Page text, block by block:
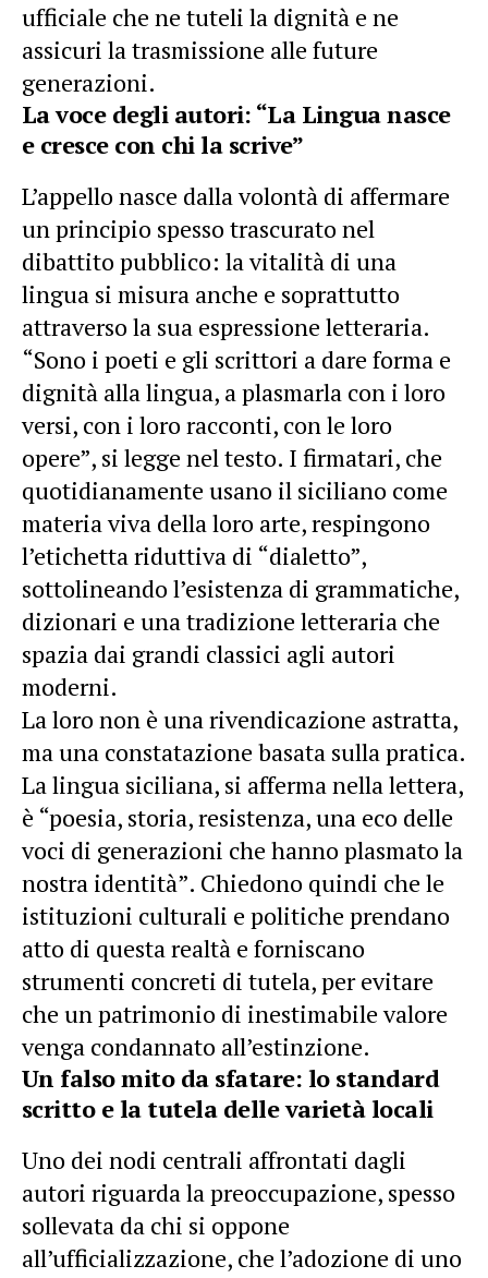
ufficiale che ne tuteli la dignità e ne
assicuri la trasmissione alle future
generazioni.
La voce degli autori: “La Lingua nasce
e cresce con chi la scrive”
L’appello nasce dalla volontà di affermare
un principio spesso trascurato nel
dibattito pubblico: la vitalità di una
lingua si misura anche e soprattutto
attraverso la sua espressione letteraria.
“Sono i poeti e gli scrittori a dare forma e
dignità alla lingua, a plasmarla con i loro
versi, con i loro racconti, con le loro
opere”, si legge nel testo. I firmatari, che
quotidianamente usano il siciliano come
materia viva della loro arte, respingono
l’etichetta riduttiva di “dialetto”,
sottolineando l’esistenza di grammatiche,
dizionari e una tradizione letteraria che
spazia dai grandi classici agli autori
moderni.
La loro non è una rivendicazione astratta,
ma una constatazione basata sulla pratica.
La lingua siciliana, si afferma nella lettera,
è “poesia, storia, resistenza, una eco delle
voci di generazioni che hanno plasmato la
nostra identità”. Chiedono quindi che le
istituzioni culturali e politiche prendano
atto di questa realtà e forniscano
strumenti concreti di tutela, per evitare
che un patrimonio di inestimabile valore
venga condannato all’estinzione.
Un falso mito da sfatare: lo standard
scritto e la tutela delle varietà locali
Uno dei nodi centrali affrontati dagli
autori riguarda la preoccupazione, spesso
sollevata da chi si oppone
all’ufficializzazione, che l’adozione di uno